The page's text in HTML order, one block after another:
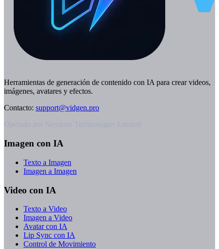
Herramientas de generación de contenido con IA para crear videos,
imágenes, avatares y efectos.
Contacto: support@vidgen.pro
Imagen con IA
Texto a Imagen
Imagen a Imagen
Video con IA
Texto a Video
Imagen a Video
Avatar con IA
Lip Sync con IA
Control de Movimiento